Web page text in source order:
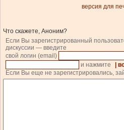
версия для
Что скажете, Аноним?
Если Вы зарегистрированный
дискуссии — введите
свой логин (email)
и нажмите
|
Если Вы еще не зарегистрировались,